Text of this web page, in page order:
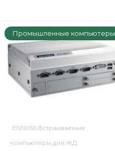
Промышленные компьютеры
EN50155 Встраиваемые
компьютеры для ЖД